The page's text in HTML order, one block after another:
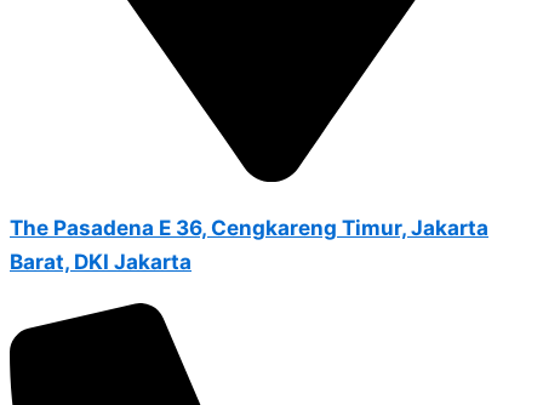
The Pasadena E 36, Cengkareng Timur, Jakarta
Barat, DKI Jakarta